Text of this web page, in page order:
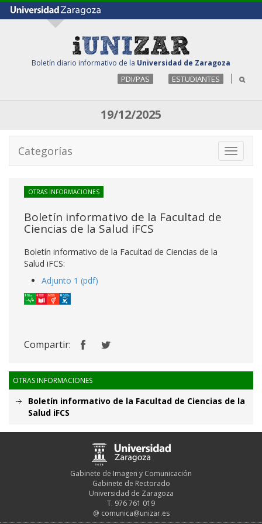
Boletín diario informativo de la Universidad de Zaragoza
PDI/PAS ESTUDIANTES
19/12/2025
Toggle
Categorías
OTRAS INFORMACIONES
Boletín informativo de la Facultad de
Ciencias de la Salud iFCS
Boletín informativo de la Facultad de Ciencias de la
Salud iFCS:
Adjunto 1 (pdf)
Compartir:
OTRAS INFORMACIONES
Boletín informativo de la Facultad de Ciencias de la
Salud iFCS
Gabinete de Imagen y Comunicación
Gabinete de Rectorado
Universidad de Zaragoza
T. 976 761 019
@ comunica@unizar.es